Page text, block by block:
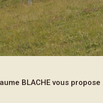
BLACHE vous propose